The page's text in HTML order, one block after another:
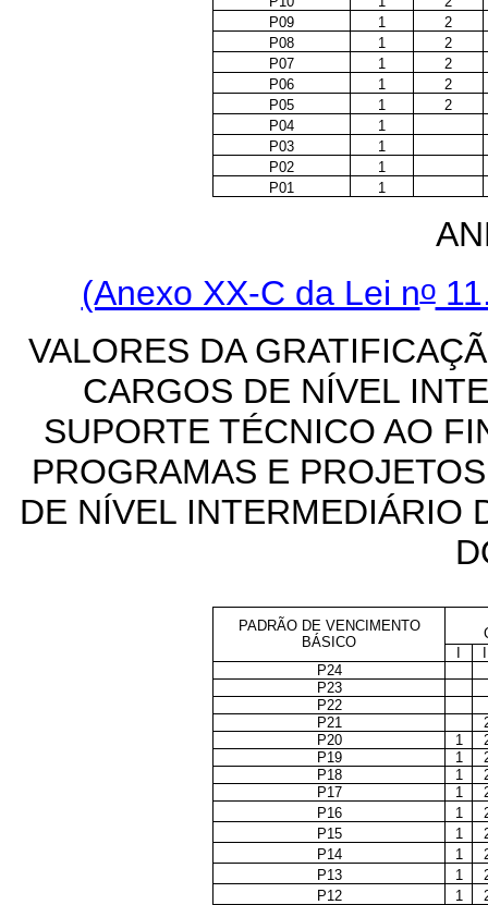
P09
1
2
P08
1
2
P07
1
2
P06
1
2
P05
1
2
P04
1
P03
1
P02
1
P01
1
(Anexo XX-C da Lei no
VALORES DA
CARGOS DE NÍVEL
SUPORTE TÉCNICO AO
PROGRAMAS E
DE NÍVEL INTERMEDIÁRIO
PADRÃO DE VENCIMENTO
BÁSICO
I
P24
P23
P22
P21
P20
1
P19
1
P18
1
P17
1
P16
1
P15
1
P14
1
P13
1
P12
1